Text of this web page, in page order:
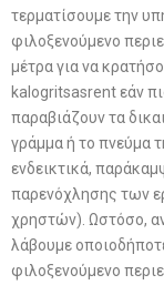
τερματίσουμε την
φιλοξενούμενο
μέτρα για να
kalogritsasrent εάν
παραβιάζουν τα
γράμμα ή το πνεύμα
ενδεικτικά,
παρενόχλησης των
χρηστών). Ωστόσο,
λάβουμε
φιλοξενούμενο